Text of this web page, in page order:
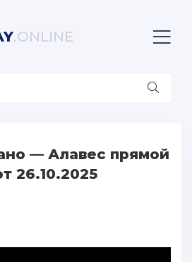
.ONLINE
— Алавес прямой
26.10.2025